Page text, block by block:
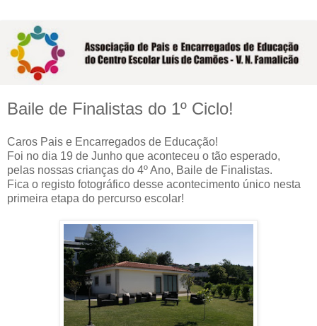
Baile de Finalistas do 1º Ciclo!
Caros Pais e Encarregados de Educação!
Foi no dia 19 de Junho que aconteceu o tão esperado,
pelas nossas crianças do 4º Ano, Baile de Finalistas.
Fica o registo fotográfico desse acontecimento único nesta
primeira etapa do percurso escolar!